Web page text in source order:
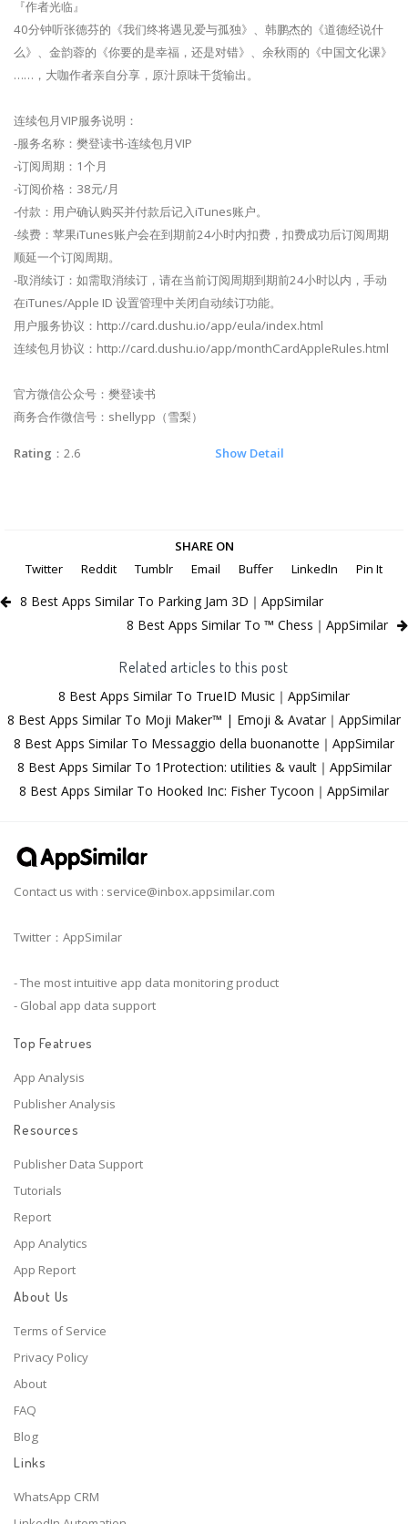
『作者光临』
40分钟听张德芬的《我们终将遇见爱与孤独》、韩鹏杰的《道德经说什
么》、金韵蓉的《你要的是幸福，还是对错》、余秋雨的《中国文化课》
……，大咖作者亲自分享，原汁原味干货输出。
连续包月VIP服务说明：
-服务名称：樊登读书-连续包月VIP
-订阅周期：1个月
-订阅价格：38元/月
-付款：用户确认购买并付款后记入iTunes账户。
-续费：苹果iTunes账户会在到期前24小时内扣费，扣费成功后订阅周期
顺延一个订阅周期。
-取消续订：如需取消续订，请在当前订阅周期到期前24小时以内，手动
在iTunes/Apple ID 设置管理中关闭自动续订功能。
用户服务协议：http://card.dushu.io/app/eula/index.html
连续包月协议：http://card.dushu.io/app/monthCardAppleRules.html
官方微信公众号：樊登读书
商务合作微信号：shellypp（雪梨）
Rating ：2.6 Show Detail
SHARE ON
Twitter
Reddit Tumblr Email Buffer LinkedIn Pin It
8 Best Apps Similar To Parking Jam 3D｜AppSimilar
8 Best Apps Similar To ™ Chess｜AppSimilar
Related articles to this post
8 Best Apps Similar To TrueID Music｜AppSimilar
8 Best Apps Similar To Moji Maker™ | Emoji & Avatar｜AppSimilar
8 Best Apps Similar To Messaggio della buonanotte｜AppSimilar
8 Best Apps Similar To 1Protection: utilities & vault｜AppSimilar
8 Best Apps Similar To Hooked Inc: Fisher Tycoon｜AppSimilar
Contact us with : service@inbox.appsimilar.com
Twitter：AppSimilar
- The most intuitive app data monitoring product
- Global app data support
Top Featrues
App Analysis
Publisher Analysis
Resources
Publisher Data Support
Tutorials
Report
App Analytics
App Report
About Us
Terms of Service
Privacy Policy
About
FAQ
Blog
Links
WhatsApp CRM